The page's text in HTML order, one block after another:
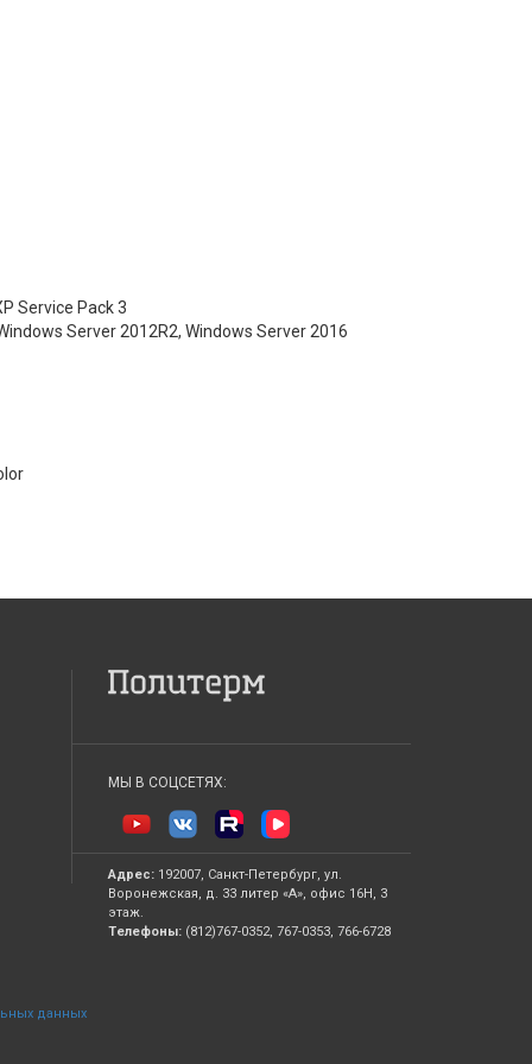
Service Pack 3
Server 2012R2, Windows Server 2016
МЫ В СОЦСЕТЯХ:
Адрес: 192007, Санкт-Петербург, ул.
Воронежская, д. 33 литер «А», офис 16Н, 3
этаж.
Телефоны: (812)767-0352, 767-0353, 766-6728
данных